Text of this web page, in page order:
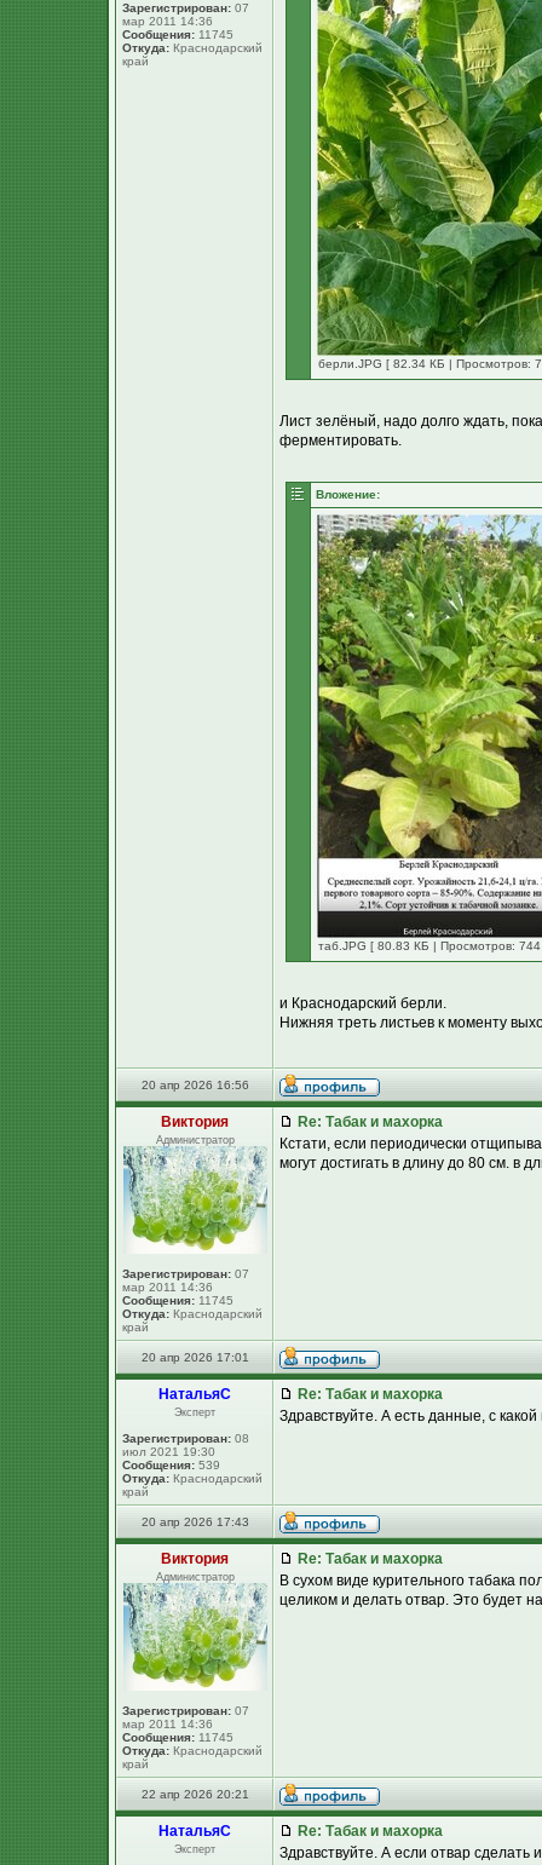
Зарегистрирован: 07
мар 2011 14:36
Сообщения: 11745
Откуда: Краснодарский
край
берли.JPG [ 82.34 КБ | Просмотров:
Лист зелёный, надо долго ждать,
ферментировать.
Вложение:
таб.JPG [ 80.83 КБ | Просмотров:
и Краснодарский берли.
Нижняя треть листьев к моменту
20 апр 2026 16:56
Виктория
Администратор
Зарегистрирован: 07
мар 2011 14:36
Сообщения: 11745
Откуда: Краснодарский
край
Re: Табак и махорка
Кстати, если периодически
могут достигать в длину до 80 см. в
20 апр 2026 17:01
НатальяС
Эксперт
Зарегистрирован: 08
июл 2021 19:30
Сообщения: 539
Откуда: Краснодарский
край
Re: Табак и махорка
Здравствуйте. А есть данные, с
20 апр 2026 17:43
Виктория
Администратор
Зарегистрирован: 07
мар 2011 14:36
Сообщения: 11745
Откуда: Краснодарский
край
Re: Табак и махорка
В сухом виде курительного табака
целиком и делать отвар. Это будет
22 апр 2026 20:21
НатальяС
Эксперт
Re: Табак и махорка
Здравствуйте. А если отвар сделать